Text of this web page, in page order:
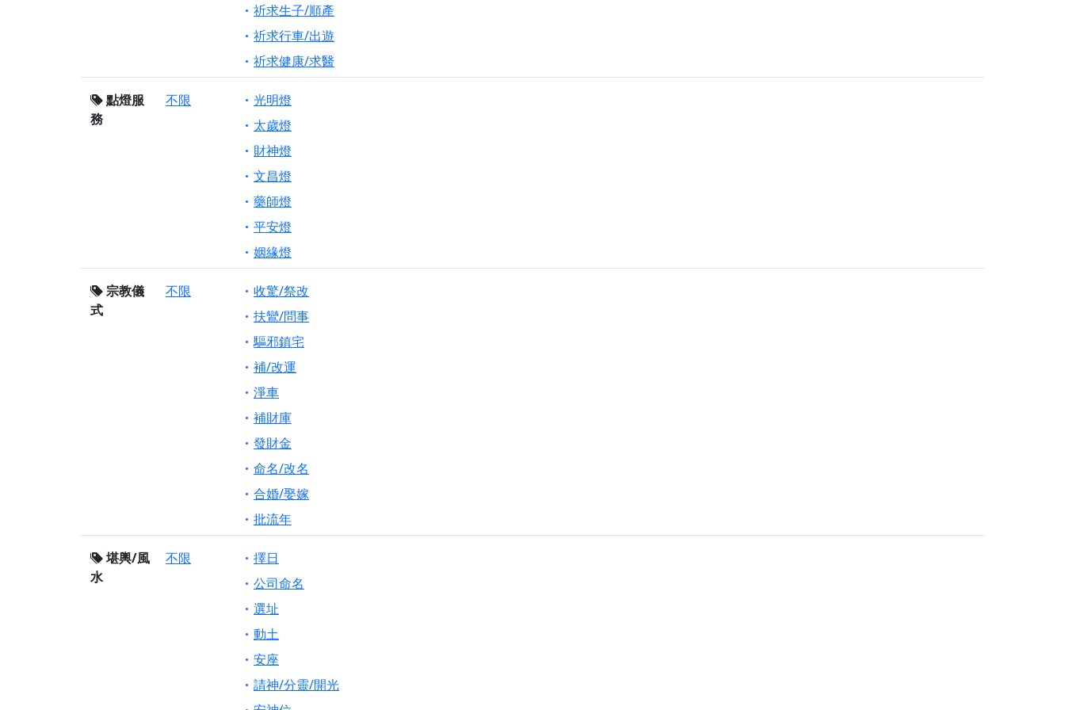
祈求生子/順產
祈求行車/出遊
祈求健康/求醫
點燈服
務
不限
光明燈
太歲燈
財神燈
文昌燈
藥師燈
平安燈
姻緣燈
宗教儀
式
不限
收驚/祭改
扶鸞/問事
驅邪鎮宅
補/改運
淨車
補財庫
發財金
命名/改名
合婚/娶嫁
批流年
堪輿/風
水
不限
擇日
公司命名
選址
動土
安座
請神/分靈/開光